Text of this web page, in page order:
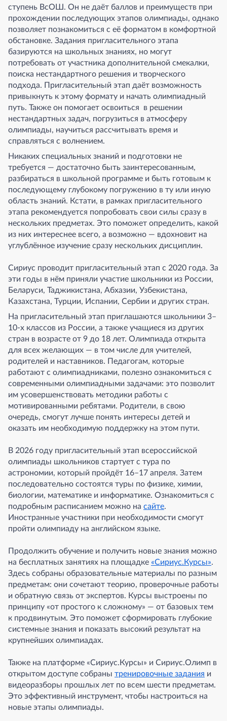
ступень ВсОШ. Он не даёт баллов и преимуществ при
прохождении последующих этапов олимпиады, однако
позволяет познакомиться с её форматом в комфортной
обстановке. Задания пригласительного этапа
базируются на школьных знаниях, но могут
потребовать от участника дополнительной смекалки,
поиска нестандартного решения и творческого
подхода. Пригласительный этап даёт возможность
привыкнуть к этому формату и начать олимпиадный
путь. Также он помогает освоиться в решении
нестандартных задач, погрузиться в атмосферу
олимпиады, научиться рассчитывать время и
справляться с волнением.
Никаких специальных знаний и подготовки не
требуется — достаточно быть заинтересованным,
разбираться в школьной программе и быть готовым к
последующему глубокому погружению в ту или иную
область знаний. Кстати, в рамках пригласительного
этапа рекомендуется попробовать свои силы сразу в
нескольких предметах. Это поможет определить, какой
из них интереснее всего, а возможно — вдохновит на
углублённое изучение сразу нескольких дисциплин.
Сириус проводит пригласительный этап с 2020 года. За
эти годы в нём приняли участие школьники из России,
Беларуси, Таджикистана, Абхазии, Узбекистана,
Казахстана, Турции, Испании, Сербии и других стран.
На пригласительный этап приглашаются школьники 3–
10-х классов из России, а также учащиеся из других
стран в возрасте от 9 до 18 лет. Олимпиада открыта
для всех желающих — в том числе для учителей,
родителей и наставников. Педагогам, которые
работают с олимпиадниками, полезно ознакомиться с
современными олимпиадными задачами: это позволит
им усовершенствовать методики работы с
мотивированными ребятами. Родители, в свою
очередь, смогут лучше понять интересы детей и
оказать им необходимую поддержку на этом пути.
В 2026 году пригласительный этап всероссийской
олимпиады школьников стартует с тура по
астрономии, который пройдёт 16–17 апреля. Затем
последовательно состоятся туры по физике, химии,
биологии, математике и информатике. Ознакомиться с
подробным расписанием можно на сайте.
Иностранные участники при необходимости смогут
пройти олимпиаду на английском языке.
Продолжить обучение и получить новые знания можно
на бесплатных занятиях на площадке «Сириус.Курсы».
Здесь собраны образовательные материалы по разным
предметам: они сочетают теорию, проверочные работы
и обратную связь от экспертов. Курсы выстроены по
принципу «от простого к сложному» — от базовых тем
к продвинутым. Это поможет сформировать глубокие
системные знания и показать высокий результат на
крупнейших олимпиадах.
Также на платформе «Сириус.Курсы» и Сириус.Олимп в
открытом доступе собраны тренировочные задания и
видеоразборы прошлых лет по всем шести предметам.
Это эффективный инструмент, чтобы настроиться на
новые этапы олимпиады.